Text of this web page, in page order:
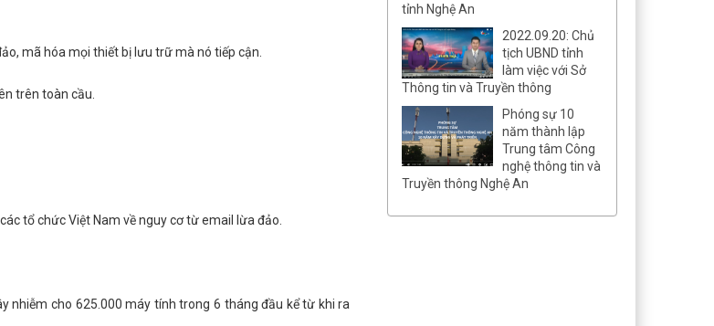
mã hóa mọi thiết bị lưu trữ mà nó tiếp cận.
trên toàn cầu.
tổ chức Việt Nam về nguy cơ từ email lừa đảo.
nhiễm cho 625.000 máy tính trong 6 tháng đầu kể từ khi ra
tỉnh Nghệ An
2022.09.20: Chủ
tịch UBND tỉnh
làm việc với Sở
Thông tin và Truyền thông
Phóng sự 10
năm thành lập
Trung tâm Công
nghệ thông tin và
Truyền thông Nghệ An